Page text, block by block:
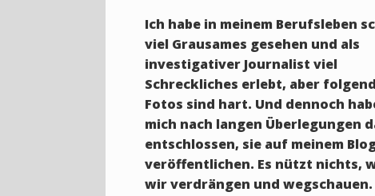
Ich habe in meinem Berufsleben
viel Grausames gesehen und als
investigativer Journalist viel
Schreckliches erlebt, aber
Fotos sind hart. Und dennoch
mich nach langen Überlegungen
entschlossen, sie auf meinem
veröffentlichen. Es nützt nichts,
wir verdrängen und wegschauen.